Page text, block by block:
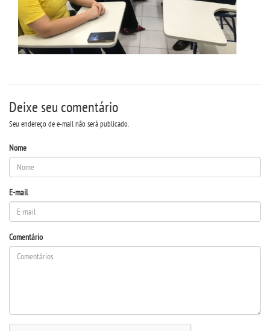
Deixe seu comentário
Seu endereço de e-mail não será publicado.
Nome
E-mail
Comentário